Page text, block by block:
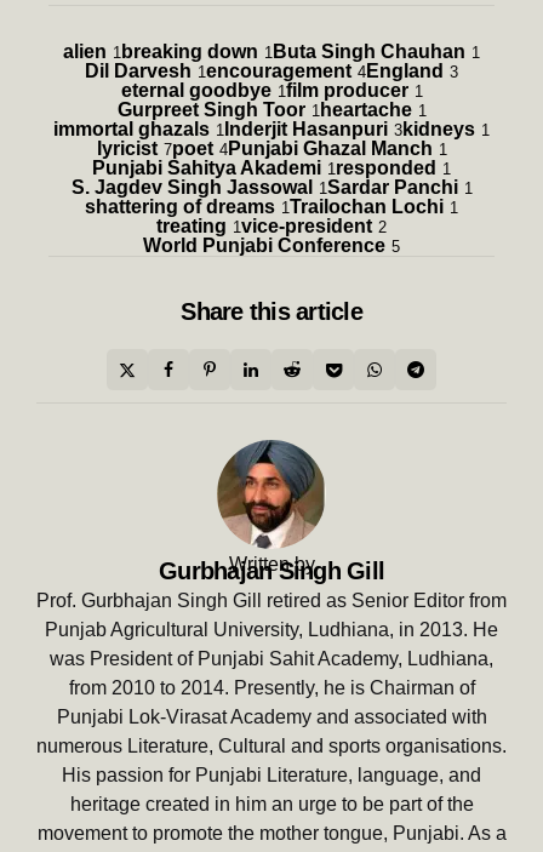
alien 1 breaking down 1 Buta Singh Chauhan 1
Dil Darvesh 1 encouragement 4 England 3
eternal goodbye 1 film producer 1
Gurpreet Singh Toor 1 heartache 1
immortal ghazals 1 Inderjit Hasanpuri 3 kidneys 1
lyricist 7poet 4Punjabi Ghazal Manch 1
Punjabi Sahitya Akademi 1 responded 1
S. Jagdev Singh Jassowal 1 Sardar Panchi 1
shattering of dreams 1 Trailochan Lochi 1
treating 1 vice-president 2
World Punjabi Conference 5
Share this article
Written by
Gurbhajan Singh Gill
Prof. Gurbhajan Singh Gill retired as Senior Editor from
Punjab Agricultural University, Ludhiana, in 2013. He
was President of Punjabi Sahit Academy, Ludhiana,
from 2010 to 2014. Presently, he is Chairman of
Punjabi Lok-Virasat Academy and associated with
numerous Literature, Cultural and sports organisations.
His passion for Punjabi Literature, language, and
heritage created in him an urge to be part of the
movement to promote the mother tongue, Punjabi. As a